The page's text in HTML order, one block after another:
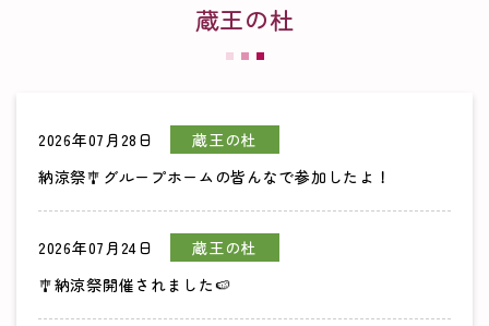
蔵王の杜
2026年07月28日
蔵王の杜
納涼祭🎐グループホームの皆んなで参加したよ！
2026年07月24日
蔵王の杜
🎐納涼祭開催されました🍉